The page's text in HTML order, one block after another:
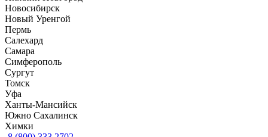
Новосибирск
Новый Уренгой
Пермь
Салехард
Самара
Симферополь
Сургут
Томск
Уфа
Ханты-Мансийск
Южно Сахалинск
Химки